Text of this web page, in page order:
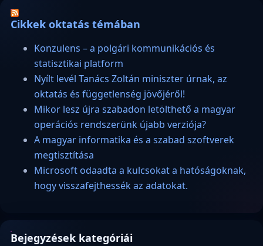
Cikkek oktatás témában
Konzulens – a polgári kommunikációs és
statisztikai platform
Nyílt levél Tanács Zoltán miniszter úrnak, az
oktatás és függetlenség jövőjéről!
Mikor lesz újra szabadon letölthető a magyar
operációs rendszerünk újabb verziója?
A magyar informatika és a szabad szoftverek
megtisztítása
Microsoft odaadta a kulcsokat a hatóságoknak,
hogy visszafejthessék az adatokat.
Bejegyzések kategóriái